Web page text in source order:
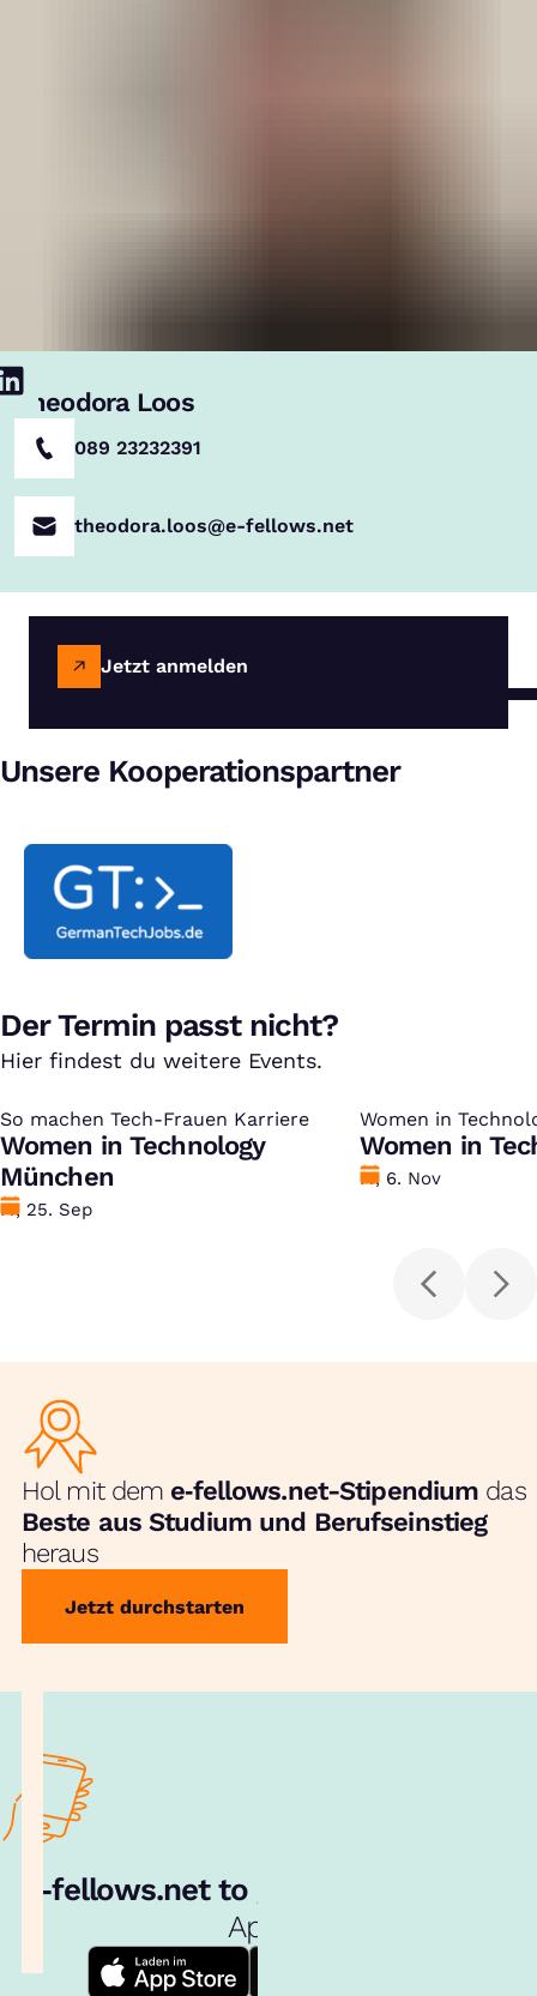
Theodora Loos
089 23232391
theodora.loos@e-fellows.net
Jetzt anmelden
Unsere Kooperationspartner
Der Termin passt nicht?
Hier findest du weitere Events.
So machen Tech-Frauen Karriere
:
Women in Technology
München
Datum
Fr, 25. Sep
Women in
:
Women in
Datum
Fr, 6. Nov
Hol mit dem e‑fellows.net-Stipendium das
Beste aus Studium und Berufseinstieg
heraus
Jetzt durchstarten
e‑fellows.net to go:
App!